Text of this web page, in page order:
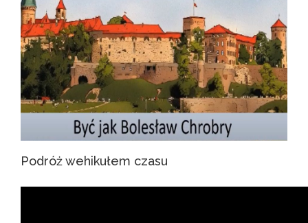
Podróż wehikułem czasu